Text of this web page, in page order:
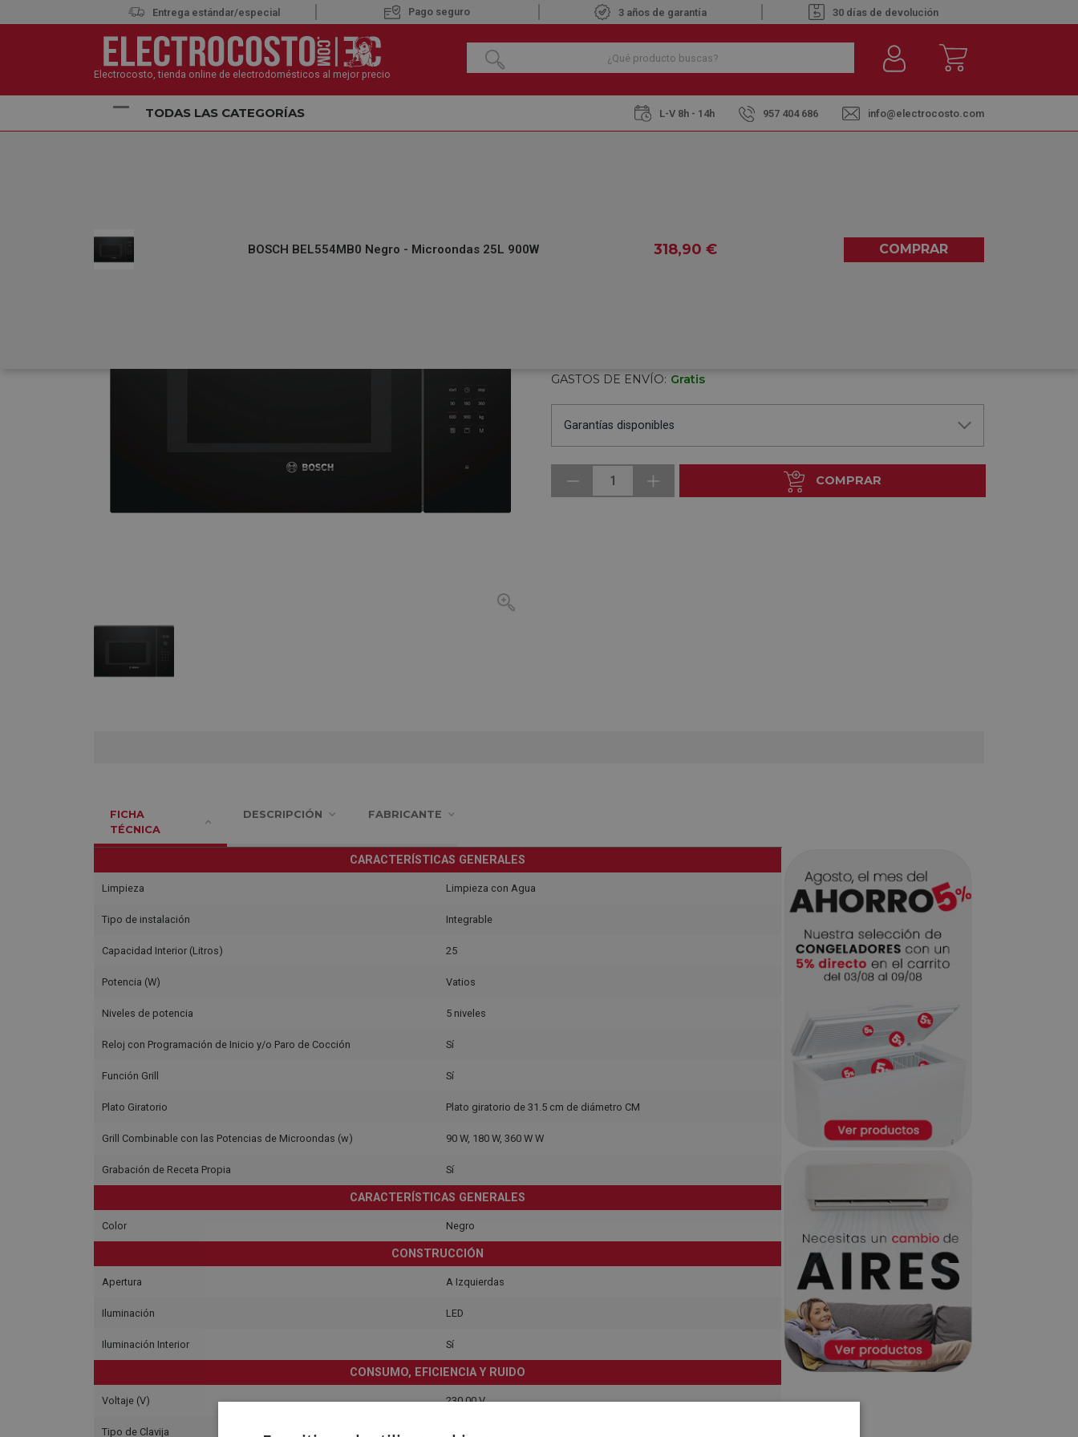
Entrega estándar/especial Pago seguro 3 años de garantía 30 días de devolución
Electrocosto, tienda online de electrodomésticos al mejor precio
TODAS LAS CATEGORÍAS L-V 8h - 14h 957 404 686 info@electrocosto.com
BOSCH BEL554MB0 Negro - Microondas 25L 900W 318,90 € COMPRAR
€
GASTOS DE ENVÍO: Gratis
Garantías disponibles
1 COMPRAR
FICHA
TÉCNICA
DESCRIPCIÓN FABRICANTE
CARACTERÍSTICAS GENERALES
Limpieza Limpieza con Agua
Tipo de instalación Integrable
Capacidad Interior (Litros) 25
Potencia (W) Vatios
Niveles de potencia 5 niveles
Reloj con Programación de Inicio y/o Paro de Cocción Sí
Función Grill Sí
Plato Giratorio Plato giratorio de 31.5 cm de diámetro CM
Grill Combinable con las Potencias de Microondas (w) 90 W, 180 W, 360 W W
Grabación de Receta Propia Sí
CARACTERÍSTICAS GENERALES
Color Negro
CONSTRUCCIÓN
Apertura A Izquierdas
Iluminación LED
Iluminación Interior Sí
CONSUMO, EFICIENCIA Y RUIDO
Voltaje (V) 230,00 V
Tipo de Clavija